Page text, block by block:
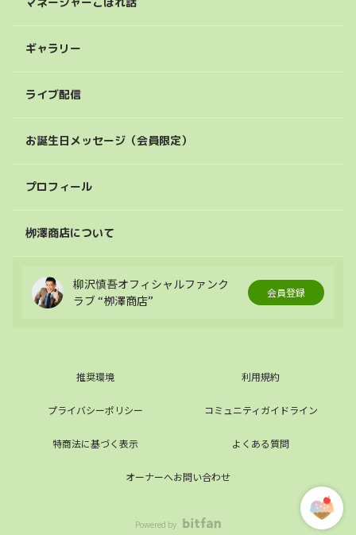
ギャラリー
ライブ配信
お誕生日メッセージ（会員限定）
プロフィール
栁澤商店について
柳沢慎吾オフィシャルファンク
ラブ “栁澤商店”
会員登録
推奨環境 利用規約
プライバシーポリシー コミュニティガイドライン
特商法に基づく表示 よくある質問
オーナーへお問い合わせ
Powered by